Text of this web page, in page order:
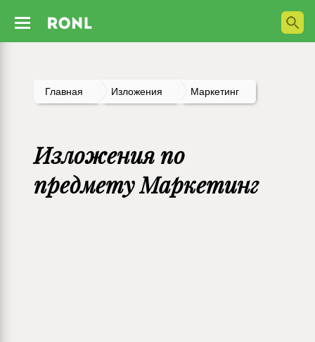
Главная Изложения Маркетинг
Изложения по
предмету Маркетинг